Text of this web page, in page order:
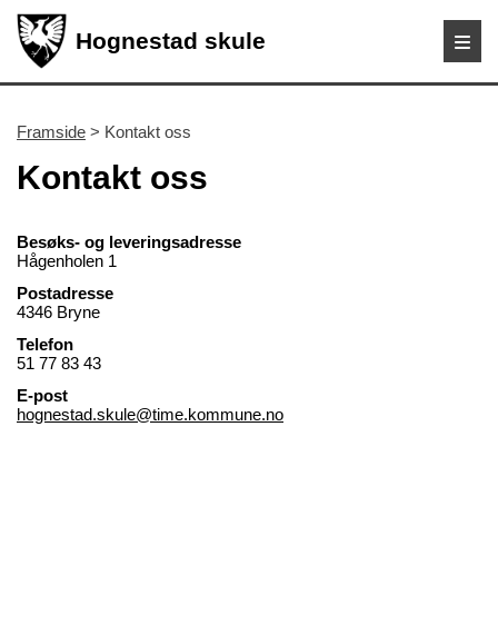
Hognestad skule
Framside > Kontakt oss
Kontakt oss
Besøks- og leveringsadresse
Hågenholen 1
Postadresse
4346 Bryne
Telefon
51 77 83 43
E-post
hognestad.skule@time.kommune.no